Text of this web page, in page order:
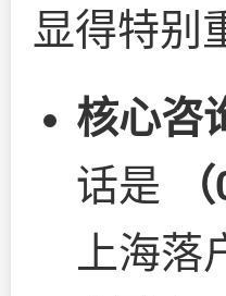
显得特别
核心咨
话是
上海